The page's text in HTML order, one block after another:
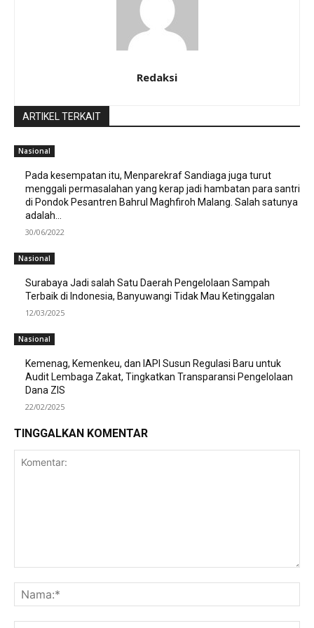
Redaksi
ARTIKEL TERKAIT
Nasional
Pada kesempatan itu, Menparekraf Sandiaga juga turut
menggali permasalahan yang kerap jadi hambatan para santri
di Pondok Pesantren Bahrul Maghfiroh Malang. Salah satunya
adalah...
30/06/2022
Nasional
Surabaya Jadi salah Satu Daerah Pengelolaan Sampah
Terbaik di Indonesia, Banyuwangi Tidak Mau Ketinggalan
12/03/2025
Nasional
Kemenag, Kemenkeu, dan IAPI Susun Regulasi Baru untuk
Audit Lembaga Zakat, Tingkatkan Transparansi Pengelolaan
Dana ZIS
22/02/2025
TINGGALKAN KOMENTAR